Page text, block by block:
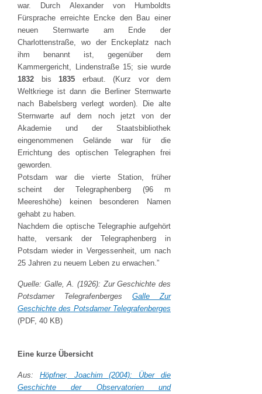
war. Durch Alexander von Humboldts
Fürsprache erreichte Encke den Bau einer
neuen Sternwarte am Ende der
Charlottenstraße, wo der Enckeplatz nach
ihm benannt ist, gegenüber dem
Kammergericht, Lindenstraße 15; sie wurde
1832 bis 1835 erbaut. (Kurz vor dem
Weltkriege ist dann die Berliner Sternwarte
nach Babelsberg verlegt worden). Die alte
Sternwarte auf dem noch jetzt von der
Akademie und der Staatsbibliothek
eingenommenen Gelände war für die
Errichtung des optischen Telegraphen frei
geworden.
Potsdam war die vierte Station, früher
scheint der Telegraphenberg (96 m
Meereshöhe) keinen besonderen Namen
gehabt zu haben.
Nachdem die optische Telegraphie aufgehört
hatte, versank der Telegraphenberg in
Potsdam wieder in Vergessenheit, um nach
25 Jahren zu neuem Leben zu erwachen.”
Quelle: Galle, A. (1926): Zur Geschichte des
Potsdamer Telegrafenberges Galle Zur
Geschichte des Potsdamer Telegrafenberges
(PDF, 40 KB)
Eine kurze Übersicht
Aus: Höpfner, Joachim (2004): Über die
Geschichte der Observatorien und